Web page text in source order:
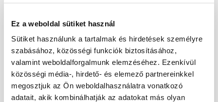
Ez a weboldal sütiket használ
Sütiket használunk a tartalmak és hirdetések személyre
szabásához, közösségi funkciók biztosításához,
valamint weboldalforgalmunk elemzéséhez. Ezenkívül
közösségi média-, hirdető- és elemező partnereinkkel
megosztjuk az Ön weboldalhasználatra vonatkozó
adatait, akik kombinálhatják az adatokat más olyan